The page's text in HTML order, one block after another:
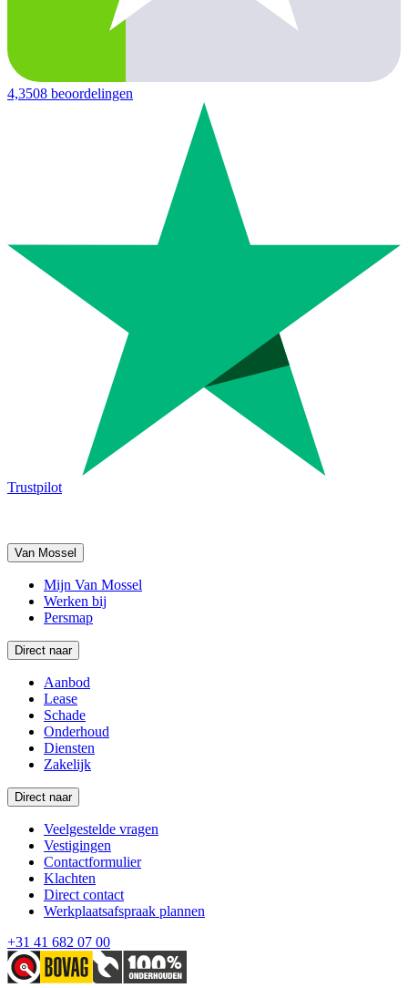
4,3508 beoordelingen
Trustpilot
Van Mossel
Mijn Van Mossel
Werken bij
Persmap
Direct naar
Aanbod
Lease
Schade
Onderhoud
Diensten
Zakelijk
Direct naar
Veelgestelde vragen
Vestigingen
Contactformulier
Klachten
Direct contact
Werkplaatsafspraak plannen
+31 41 682 07 00